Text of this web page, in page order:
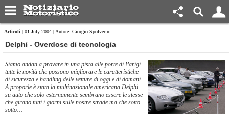
Articoli | 01 July 2004 | Autore: Giorgio Spolverini
Delphi - Overdose di tecnologia
Siamo andati a provare in una pista alle porte di Parigi
tutte le novità che possono migliorare le caratteristiche
di sicurezza e handling delle vetture di oggi e di domani.
A proporle è stata la multinazionale americana Delphi
su auto che solo esternamente sembrano essere le stesse
che girano tutti i giorni sulle nostre strade ma che sotto
sotto…